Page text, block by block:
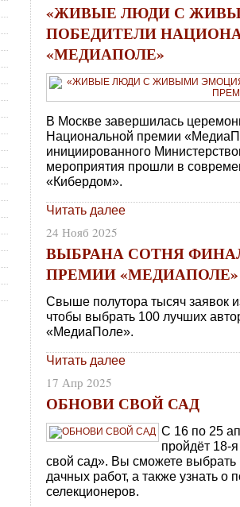
«ЖИВЫЕ ЛЮДИ С
ПОБЕДИТЕЛИ
«МЕДИАПОЛЕ»
В Москве завершилась
Национальной премии
инициированного
мероприятия прошли в
«Кибердом».
Читать далее
24 Нояб 2025
ВЫБРАНА СОТНЯ
ПРЕМИИ «МЕДИАПОЛЕ»
Свыше полутора тысяч заявок
чтобы выбрать 100 лучших
«МедиаПоле».
Читать далее
17 Апр 2025
ОБНОВИ СВОЙ САД
С 16 по 25
пройдёт 18-
свой сад». Вы сможете
дачных работ, а также узнать о
селекционеров.